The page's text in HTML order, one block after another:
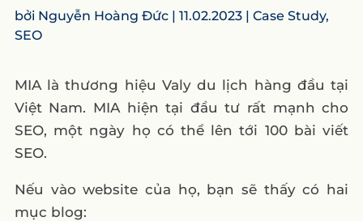
bởi Nguyễn Hoàng Đức| 11.02.2023| Case Study,
SEO
MIA là thương hiệu Valy du lịch hàng đầu tại
Việt Nam. MIA hiện tại đầu tư rất mạnh cho
SEO, một ngày họ có thể lên tới 100 bài viết
SEO.
Nếu vào website của họ, bạn sẽ thấy có hai
mục blog: